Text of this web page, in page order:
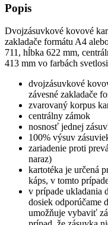
Popis
Dvojzásuvkové kovové
zakladače formátu A4
711, hĺbka 622 mm,
413 mm vo farbách
dvojzásuvkové
závesné zakladače
zvarovaný korpus
centrálny zámok
nosnosť jednej
100% výsuv
zariadenie proti
naraz)
kartotéka je určená
káps, v tomto
v prípade ukladania
dosiek odporúčame
umožňuje vybaviť